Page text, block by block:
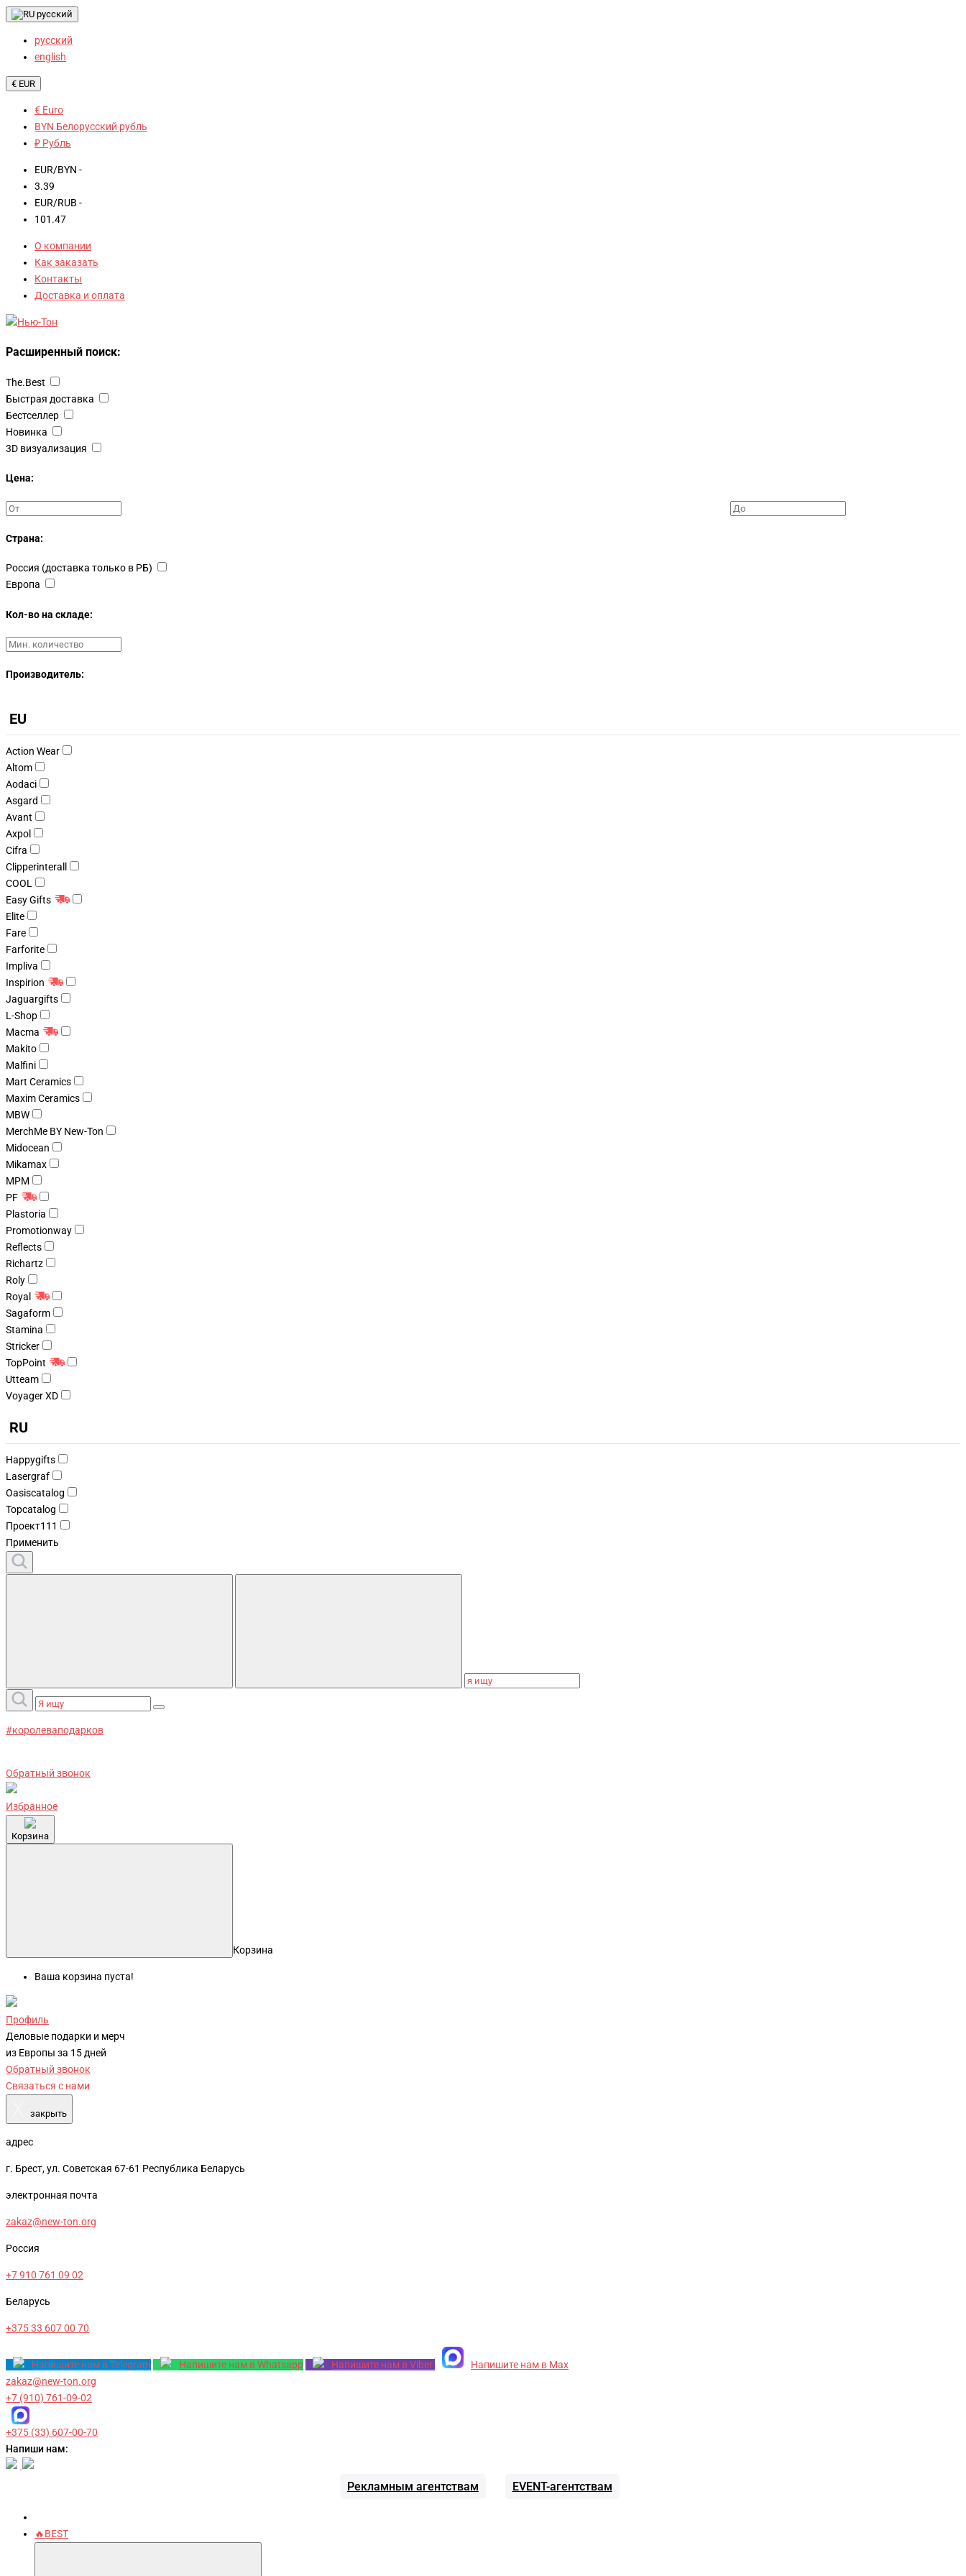
русский
русский
english
€ EUR
€ Euro
BYN Белорусский рубль
₽ Рубль
EUR/BYN -
3.39
EUR/RUB -
101.47
О компании
Как заказать
Контакты
Доставка и оплата
Расширенный поиск:
The.Best
Быстрая доставка
Бестселлер
Новинка
3D визуализация
Цена:
Страна:
Россия (доставка только в РБ)
Европа
Кол-во на складе:
Производитель:
EU
Action Wear
Altom
Aodaci
Asgard
Avant
Axpol
Cifra
Clipperinterall
COOL
Easy Gifts
Elite
Fare
Farforite
Impliva
Inspirion
Jaguargifts
L-Shop
Macma
Makito
Malfini
Mart Ceramics
Maxim Ceramics
MBW
MerchMe BY New-Ton
Midocean
Mikamax
MPM
PF
Plastoria
Promotionway
Reflects
Richartz
Roly
Royal
Sagaform
Stamina
Stricker
TopPoint
Utteam
Voyager XD
RU
Happygifts
Lasergraf
Oasiscatalog
Topcatalog
Проект111
Применить
#королеваподарков
Обратный звонок
Избранное
Корзина
Корзина
Ваша корзина пуста!
Профиль
Деловые подарки и мерч
из Европы за 15 дней
Обратный звонок
Связаться с нами
закрыть
адрес
г. Брест, ул. Советская 67-61 Республика Беларусь
электронная почта
zakaz@new-ton.org
Россия
+7 910 761 09 02
Беларусь
+375 33 607 00 70
Напишите нам в Telegram Напишите нам в Whatsapp Напишите нам в Viber
Напишите нам в Max
zakaz@new-ton.org
+7 (910) 761-09-02
+375 (33) 607-00-70
Напиши нам:
Рекламным агентствам EVENT-агентствам
🔥BEST